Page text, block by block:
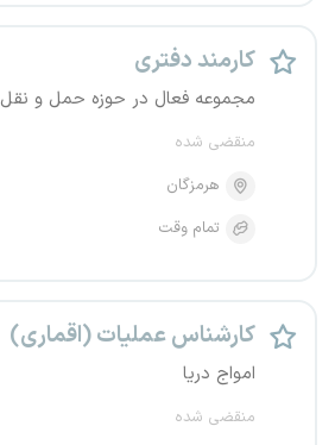
کارمند دفتری
مجموعه فعال در حوزه حمل و نقل
منقضی شده
هرمزگان
تمام وقت
کارشناس عملیات (اقماری)
امواج دریا
منقضی شده